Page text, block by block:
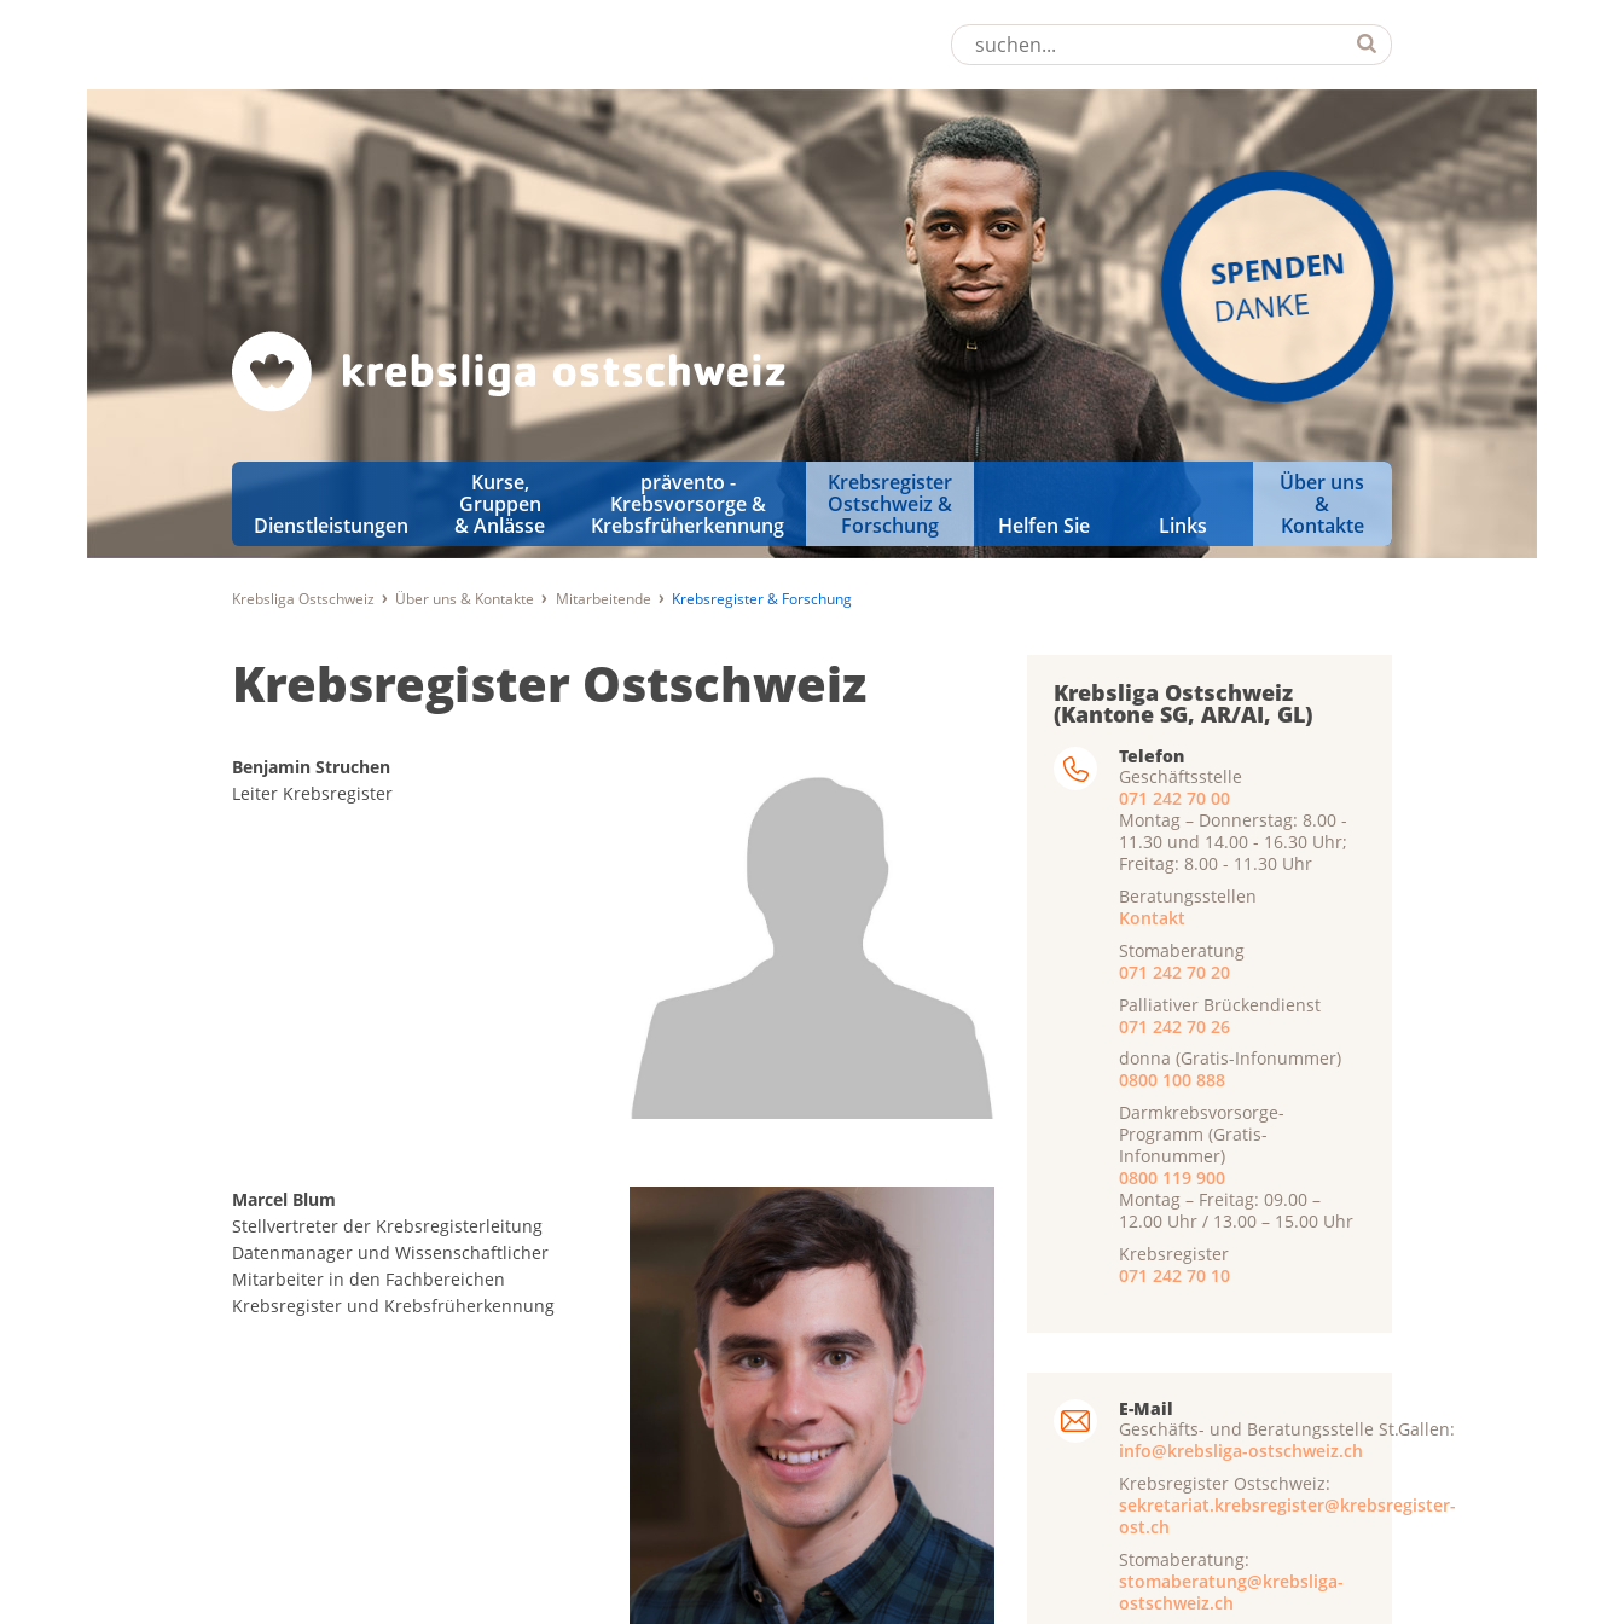
SPENDEN
DANKE
Dienstleistungen
Kurse,
Gruppen
& Anlässe
prävento -
Krebsvorsorge &
Krebsfrüherkennung
Krebsregister
Ostschweiz &
Forschung
Helfen Sie Links
Über uns
&
Kontakte
Krebsliga Ostschweiz Über uns & Kontakte Mitarbeitende Krebsregister & Forschung
Krebsregister Ostschweiz
Benjamin Struchen
Leiter Krebsregister
Marcel Blum
Stellvertreter der Krebsregisterleitung
Datenmanager und Wissenschaftlicher
Mitarbeiter in den Fachbereichen
Krebsregister und Krebsfrüherkennung
Krebsliga Ostschweiz
(Kantone SG, AR/AI, GL)
Telefon
Geschäftsstelle
071 242 70 00
Montag – Donnerstag: 8.00 -
11.30 und 14.00 - 16.30 Uhr;
Freitag: 8.00 - 11.30 Uhr
Beratungsstellen
Kontakt
Stomaberatung
071 242 70 20
Palliativer Brückendienst
071 242 70 26
donna (Gratis-Infonummer)
0800 100 888
Darmkrebsvorsorge-
Programm (Gratis-
Infonummer)
0800 119 900
Montag – Freitag: 09.00 –
12.00 Uhr / 13.00 – 15.00 Uhr
Krebsregister
071 242 70 10
E-Mail
Geschäfts- und Beratungsstelle St.Gallen:
info@krebsliga-ostschweiz.ch
Krebsregister Ostschweiz:
sekretariat.krebsregister@krebsregister-
ost.ch
Stomaberatung:
stomaberatung@krebsliga-
ostschweiz.ch